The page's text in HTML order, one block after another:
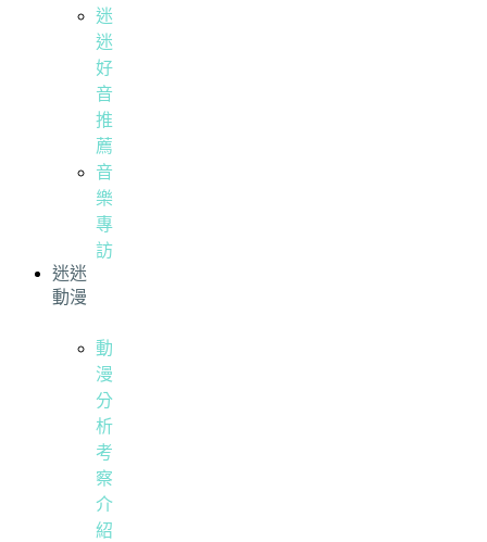
迷
迷
好
音
推
薦
音
樂
專
訪
迷迷
動漫
動
漫
分
析
考
察
介
紹